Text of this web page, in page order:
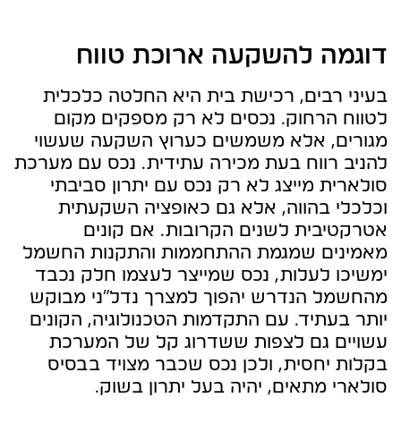
דוגמה להשקעה ארוכת טווח
בעיני רבים, רכישת בית היא החלטה כלכלית
לטווח הרחוק. נכסים לא רק מספקים מקום
מגורים, אלא משמשים כערוץ השקעה שעשוי
להניב רווח בעת מכירה עתידית. נכס עם מערכת
סולארית מייצג לא רק נכס עם יתרון סביבתי
וכלכלי בהווה, אלא גם כאופציה השקעתית
אטרקטיבית לשנים הקרובות. אם קונים
מאמינים שמגמת ההתחממות והתקנות החשמל
ימשיכו לעלות, נכס שמייצר לעצמו חלק נכבד
מהחשמל הנדרש יהפוך למצרך נדל"ני מבוקש
יותר בעתיד. עם התקדמות הטכנולוגיה, הקונים
עשויים גם לצפות ששדרוג קל של המערכת
בקלות יחסית, ולכן נכס שכבר מצויד בבסיס
סולארי מתאים, יהיה בעל יתרון בשוק.